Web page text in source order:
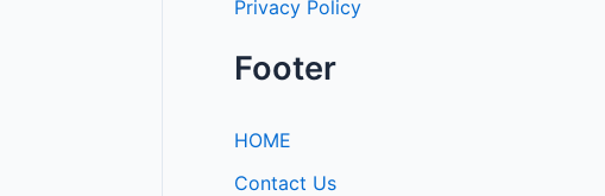
Privacy Policy
Footer
HOME
Contact Us